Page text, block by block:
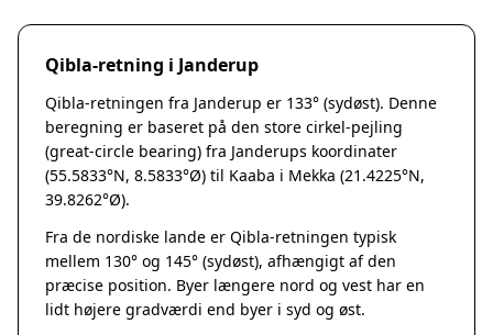
Ringe
Rudkøbing
Ebeltoft
Galten
Grenaa
Hedensted
Hinnerup
Hobro
Qibla-retning i Janderup
Qibla-retningen fra Janderup er 133° (sydøst). Denne
beregning er baseret på den store cirkel-pejling
(great-circle bearing) fra Janderups koordinater
(55.5833°N, 8.5833°Ø) til Kaaba i Mekka (21.4225°N,
39.8262°Ø).
Fra de nordiske lande er Qibla-retningen typisk
mellem 130° og 145° (sydøst), afhængigt af den
præcise position. Byer længere nord og vest har en
lidt højere gradværdi end byer i syd og øst.